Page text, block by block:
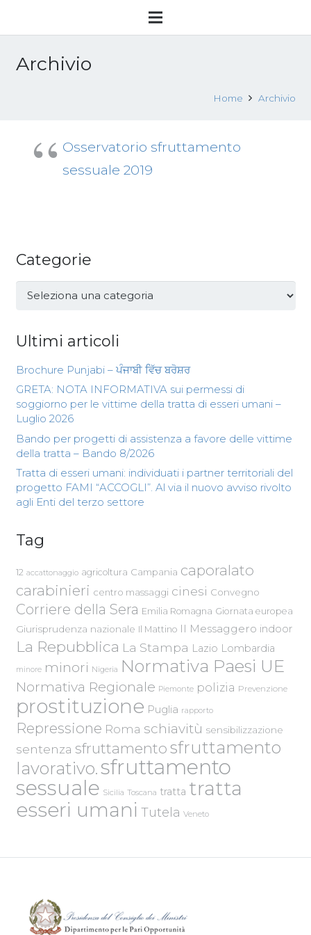
Archivio
Home Archivio
Osservatorio sfruttamento
sessuale 2019
Categorie
Categorie
Ultimi articoli
Brochure Punjabi – ਪੰਜਾਬੀ ਵਿੱਚ ਬਰੋਸ਼ਰ
GRETA: NOTA INFORMATIVA sui permessi di
soggiorno per le vittime della tratta di esseri umani –
Luglio 2026
Bando per progetti di assistenza a favore delle vittime
della tratta – Bando 8/2026
Tratta di esseri umani: individuati i partner territoriali del
progetto FAMI “ACCOGLI”. Al via il nuovo avviso rivolto
agli Enti del terzo settore
Tag
12 accattonaggio agricoltura Campania caporalato
carabinieri centro massaggi cinesi Convegno
Corriere della Sera Emilia Romagna Giornata europea
Giurisprudenza nazionale Il Mattino Il Messaggero indoor
La Repubblica La Stampa Lazio Lombardia
minore minori Nigeria Normativa Paesi UE
Normativa Regionale Piemonte polizia Prevenzione
prostituzione Puglia rapporto
Repressione Roma schiavitù sensibilizzazione
sentenza sfruttamento sfruttamento
lavorativo.sfruttamento
sessuale Sicilia Toscana tratta tratta
esseri umani Tutela Veneto